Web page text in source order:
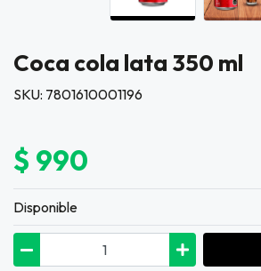
Coca cola lata 350 ml
SKU: 7801610001196
$ 990
Disponible